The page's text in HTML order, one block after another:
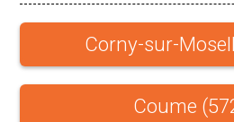
Corny-sur-
Coume